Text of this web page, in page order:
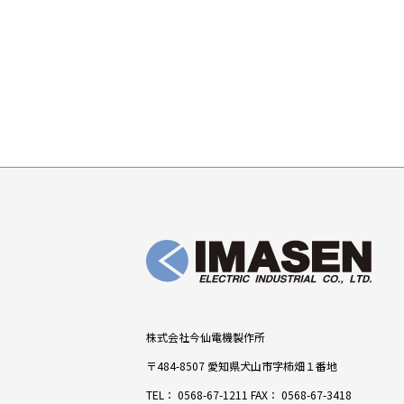
株式会社今仙電機製作所
〒484-8507 愛知県犬山市字柿畑１番地
TEL： 0568-67-1211 FAX： 0568-67-3418